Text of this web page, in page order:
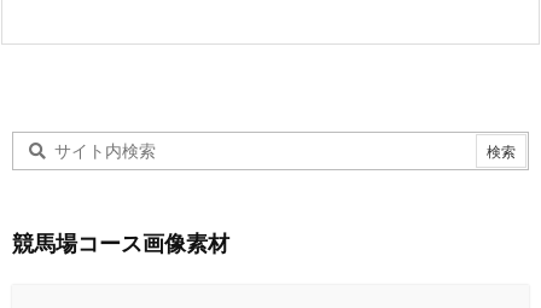
競馬場コース画像素材